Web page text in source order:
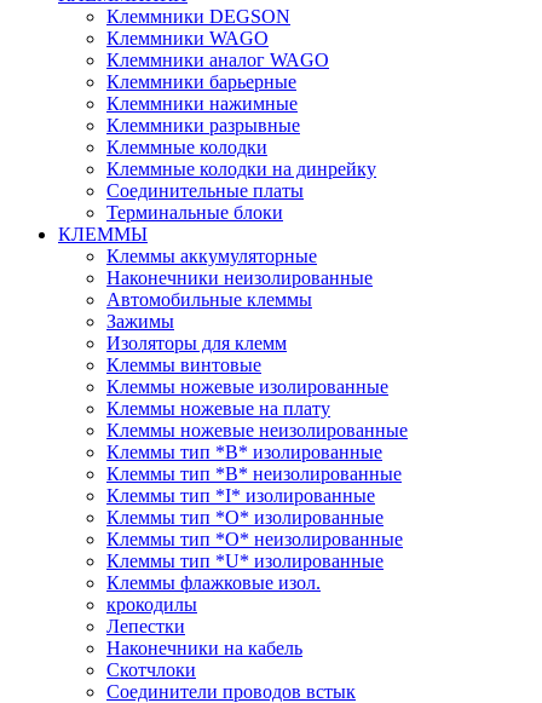
Клеммники DEGSON
Клеммники WAGO
Клеммники аналог WAGO
Клеммники барьерные
Клеммники нажимные
Клеммники разрывные
Клеммные колодки
Клеммные колодки на динрейку
Соединительные платы
Терминальные блоки
КЛЕММЫ
Клеммы аккумуляторные
Наконечники неизолированные
Автомобильные клеммы
Зажимы
Изоляторы для клемм
Клеммы винтовые
Клеммы ножевые изолированные
Клеммы ножевые на плату
Клеммы ножевые неизолированные
Клеммы тип *B* изолированные
Клеммы тип *B* неизолированные
Клеммы тип *I* изолированные
Клеммы тип *O* изолированные
Клеммы тип *O* неизолированные
Клеммы тип *U* изолированные
Клеммы флажковые изол.
крокодилы
Лепестки
Наконечники на кабель
Скотчлоки
Соединители проводов встык